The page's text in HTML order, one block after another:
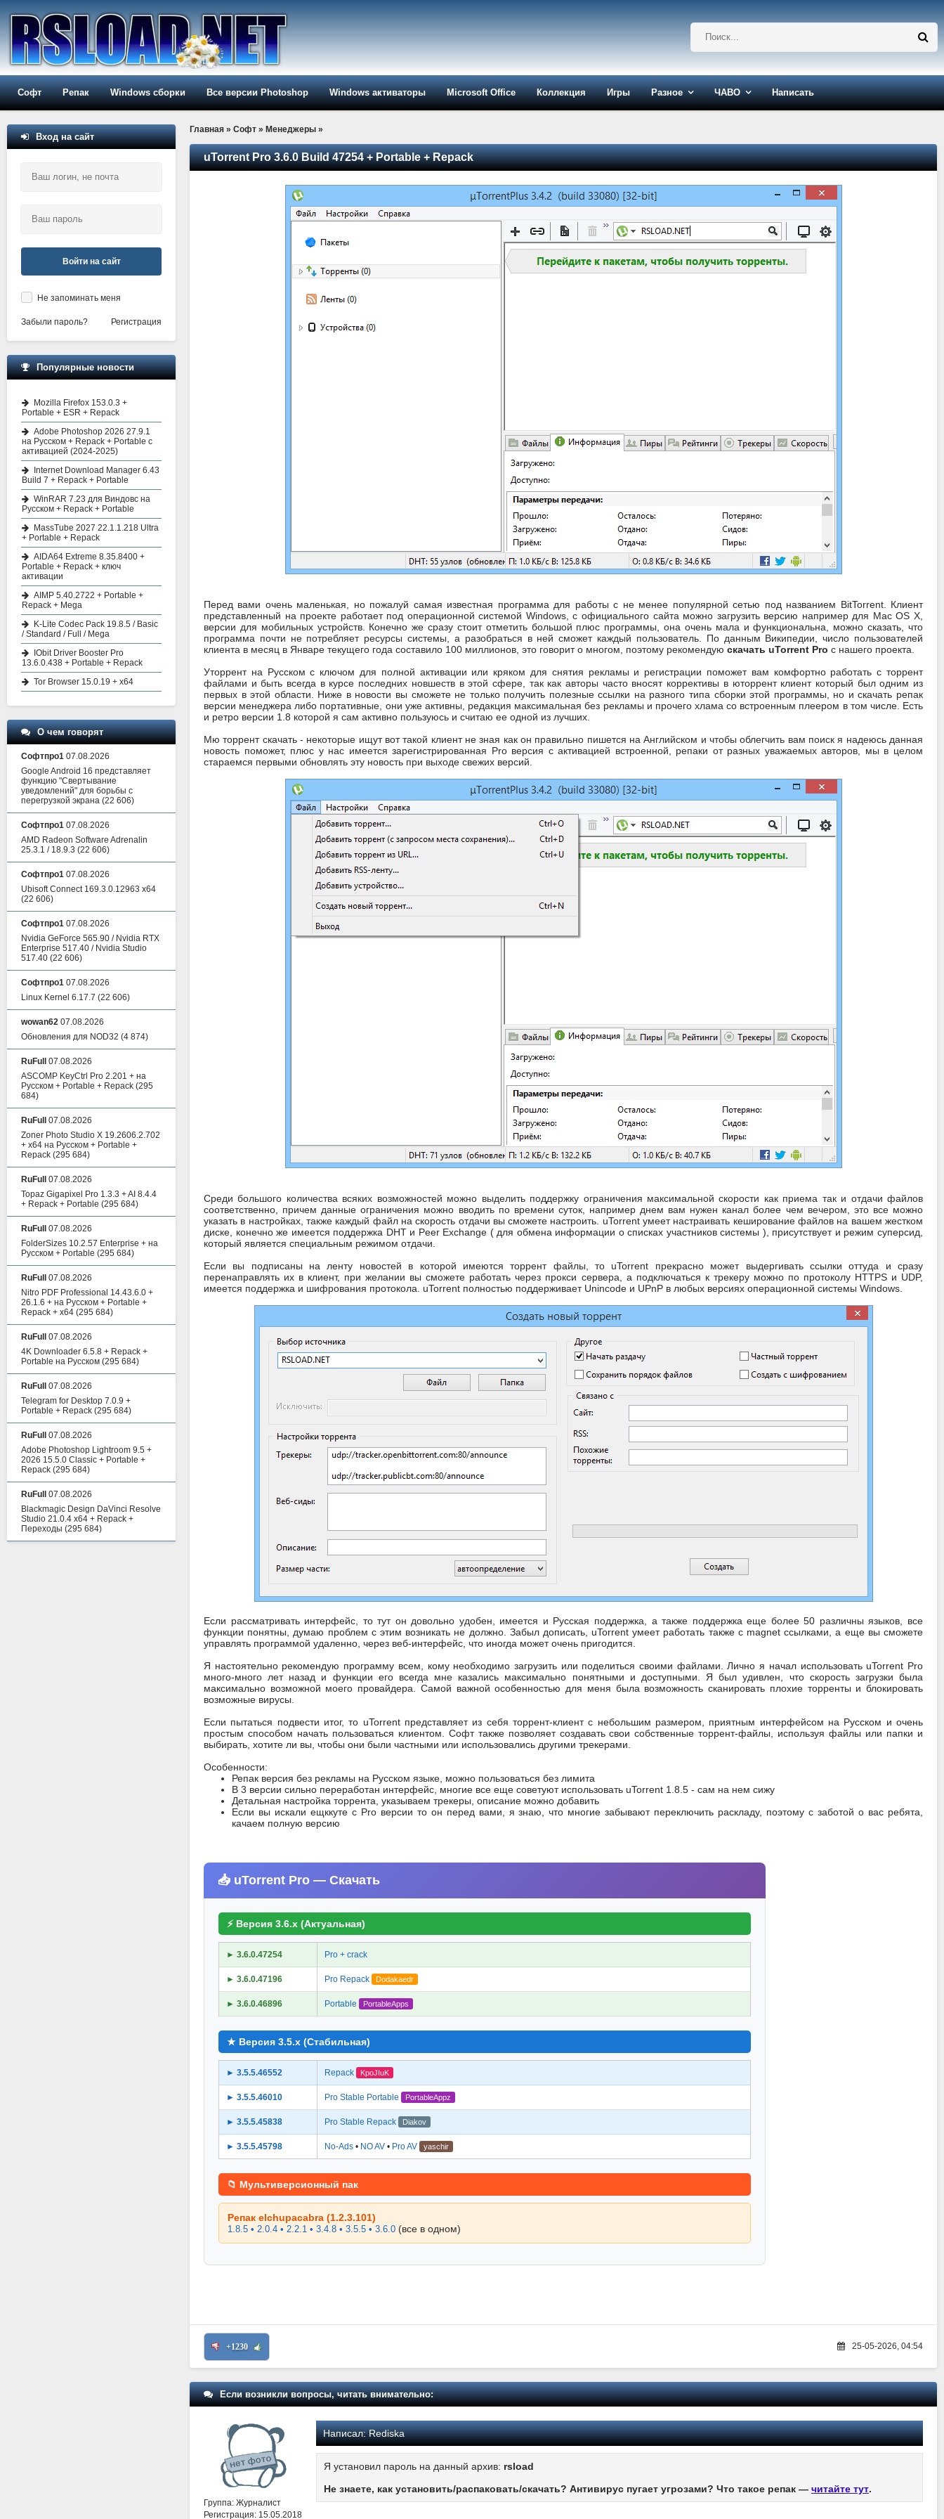
Софт Репак Windows сборки Все версии Photoshop Windows активаторы Microsoft Office Коллекция Игры Разное ЧАВО Написать
Главная » Софт » Менеджеры »
uTorrent Pro 3.6.0 Build 47254 + Portable + Repack
Перед вами очень маленькая, но пожалуй самая известная программа для работы с не менее популярной сетью под названием BitTorrent. Клиент
представленный на проекте работает под операционной системой Windows, с официального сайта можно загрузить версию например для Mac OS X,
версии для мобильных устройств. Конечно же сразу стоит отметить большой плюс программы, она очень мала и функциональна, можно сказать, что
программа почти не потребляет ресурсы системы, а разобраться в ней сможет каждый пользователь. По данным Википедии, число пользователей
клиента в месяц в Январе текущего года составило 100 миллионов, это говорит о многом, поэтому рекомендую скачать uTorrent Pro с нашего проекта.
Уторрент на Русском с ключом для полной активации или кряком для снятия рекламы и регистрации поможет вам комфортно работать с торрент
файлами и быть всегда в курсе последних новшеств в этой сфере, так как авторы часто вносят коррективы в юторрент клиент который был одним из
первых в этой области. Ниже в новости вы сможете не только получить полезные ссылки на разного типа сборки этой программы, но и скачать репак
версии менеджера либо портативные, они уже активны, редакция максимальная без рекламы и прочего хлама со встроенным плеером в том числе. Есть
и ретро версии 1.8 которой я сам активно пользуюсь и считаю ее одной из лучших.
Мю торрент скачать - некоторые ищут вот такой клиент не зная как он правильно пишется на Английском и чтобы облегчить вам поиск я надеюсь данная
новость поможет, плюс у нас имеется зарегистрированная Pro версия с активацией встроенной, репаки от разных уважаемых авторов, мы в целом
стараемся первыми обновлять эту новость при выходе свежих версий.
Среди большого количества всяких возможностей можно выделить поддержку ограничения максимальной скорости как приема так и отдачи файлов
соответственно, причем данные ограничения можно вводить по времени суток, например днем вам нужен канал более чем вечером, это все можно
указать в настройках, также каждый файл на скорость отдачи вы сможете настроить. uTorrent умеет настраивать кеширование файлов на вашем жестком
диске, конечно же имеется поддержка DHT и Peer Exchange ( для обмена информации о списках участников системы ), присутствует и режим суперсид,
который является специальным режимом отдачи.
Если вы подписаны на ленту новостей в которой имеются торрент файлы, то uTorrent прекрасно может выдергивать ссылки оттуда и сразу
перенаправлять их в клиент, при желании вы сможете работать через прокси сервера, а подключаться к трекеру можно по протоколу HTTPS и UDP,
имеется поддержка и шифрования протокола. uTorrent полностью поддерживает Unincode и UPnP в любых версиях операционной системы Windows.
Если рассматривать интерфейс, то тут он довольно удобен, имеется и Русская поддержка, а также поддержка еще более 50 различны языков, все
функции понятны, думаю проблем с этим возникать не должно. Забыл дописать, uTorrent умеет работать также с magnet ссылками, а еще вы сможете
управлять программой удаленно, через веб-интерфейс, что иногда может очень пригодится.
Я настоятельно рекомендую программу всем, кому необходимо загрузить или поделиться своими файлами. Лично я начал использовать uTorrent Pro
много-много лет назад и функции его всегда мне казались максимально понятными и доступными. Я был удивлен, что скорость загрузки была
максимально возможной моего провайдера. Самой важной особенностью для меня была возможность сканировать плохие торренты и блокировать
возможные вирусы.
Если пытаться подвести итог, то uTorrent представляет из себя торрент-клиент с небольшим размером, приятным интерфейсом на Русском и очень
простым способом начать пользоваться клиентом. Софт также позволяет создавать свои собственные торрент-файлы, используя файлы или папки и
выбирать, хотите ли вы, чтобы они были частными или использовались другими трекерами.
Особенности:
Репак версия без рекламы на Русском языке, можно пользоваться без лимита
В 3 версии сильно переработан интерфейс, многие все еще советуют использовать uTorrent 1.8.5 - сам на нем сижу
Детальная настройка торрента, указываем трекеры, описание можно добавить
Если вы искали ещккуте с Pro версии то он перед вами, я знаю, что многие забывают переключить раскладу, поэтому с заботой о вас ребята,
качаем полную версию
📥 uTorrent Pro — Скачать
⚡ Версия 3.6.x (Актуальная)
► 3.6.0.47254 Pro + crack
► 3.6.0.47196 Pro Repack Dodakaedr
► 3.6.0.46896 Portable PortableApps
★ Версия 3.5.x (Стабильная)
► 3.5.5.46552 Repack KpoJIuK
► 3.5.5.46010 Pro Stable Portable PortableAppz
► 3.5.5.45838 Pro Stable Repack Diakov
► 3.5.5.45798 No-Ads • NO AV • Pro AV yaschir
📁 Мультиверсионный пак
Репак elchupacabra (1.2.3.101)
1.8.5 • 2.0.4 • 2.2.1 • 3.4.8 • 3.5.5 • 3.6.0 (все в одном)
+1230 25-05-2026, 04:54
Если возникли вопросы, читать внимательно:
Группа: Журналист
Регистрация: 15.05.2018
Написал:Rediska
Я установил пароль на данный архив: rsload
Не знаете, как установить/распаковать/скачать? Антивирус пугает угрозами? Что такое репак — читайте тут.
Вход на сайт
Войти на сайт
Не запоминать меня
Забыли пароль? Регистрация
Популярные новости
Mozilla Firefox 153.0.3 +
Portable + ESR + Repack
Adobe Photoshop 2026 27.9.1
на Русском + Repack + Portable с
активацией (2024-2025)
Internet Download Manager 6.43
Build 7 + Repack + Portable
WinRAR 7.23 для Виндовс на
Русском + Repack + Portable
MassTube 2027 22.1.1.218 Ultra
+ Portable + Repack
AIDA64 Extreme 8.35.8400 +
Portable + Repack + ключ
активации
AIMP 5.40.2722 + Portable +
Repack + Mega
K-Lite Codec Pack 19.8.5 / Basic
/ Standard / Full / Mega
IObit Driver Booster Pro
13.6.0.438 + Portable + Repack
Tor Browser 15.0.19 + x64
О чем говорят
Софтпро1 07.08.2026
Google Android 16 представляет
функцию "Свертывание
уведомлений" для борьбы с
перегрузкой экрана (22 606)
Софтпро1 07.08.2026
AMD Radeon Software Adrenalin
25.3.1 / 18.9.3 (22 606)
Софтпро1 07.08.2026
Ubisoft Connect 169.3.0.12963 x64
(22 606)
Софтпро1 07.08.2026
Nvidia GeForce 565.90 / Nvidia RTX
Enterprise 517.40 / Nvidia Studio
517.40 (22 606)
Софтпро1 07.08.2026
Linux Kernel 6.17.7 (22 606)
wowan62 07.08.2026
Обновления для NOD32 (4 874)
RuFull
07.08.2026
ASCOMP KeyCtrl Pro 2.201 + на
Русском + Portable + Repack (295
684)
RuFull
07.08.2026
Zoner Photo Studio X 19.2606.2.702
+ x64 на Русском + Portable +
Repack (295 684)
RuFull
07.08.2026
Topaz Gigapixel Pro 1.3.3 + AI 8.4.4
+ Repack + Portable (295 684)
RuFull
07.08.2026
FolderSizes 10.2.57 Enterprise + на
Русском + Portable (295 684)
RuFull
07.08.2026
Nitro PDF Professional 14.43.6.0 +
26.1.6 + на Русском + Portable +
Repack + x64 (295 684)
RuFull
07.08.2026
4K Downloader 6.5.8 + Repack +
Portable на Русском (295 684)
RuFull
07.08.2026
Telegram for Desktop 7.0.9 +
Portable + Repack (295 684)
RuFull
07.08.2026
Adobe Photoshop Lightroom 9.5 +
2026 15.5.0 Classic + Portable +
Repack (295 684)
RuFull
07.08.2026
Blackmagic Design DaVinci Resolve
Studio 21.0.4 x64 + Repack +
Переходы (295 684)